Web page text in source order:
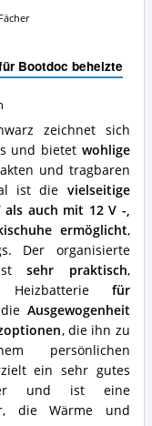
Bootdoc beheizte
zeichnet sich
und bietet wohlige
und tragbaren
ist die vielseitige
auch mit 12 V -,
ermöglicht,
Der organisierte
istsehr praktisch,
Heizbatterie für
Ausgewogenheit
, die ihn zu
persönlichen
ein sehr gutes
und ist eine
die Wärme und